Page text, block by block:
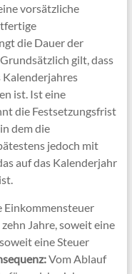
vorsätzliche
die Dauer der
gilt, dass
ist. Ist eine
die Festsetzungsfrist
dem die
jedoch mit
auf das Kalenderjahr
Einkommensteuer
Jahre, soweit eine
eine Steuer
Vom Ablauf